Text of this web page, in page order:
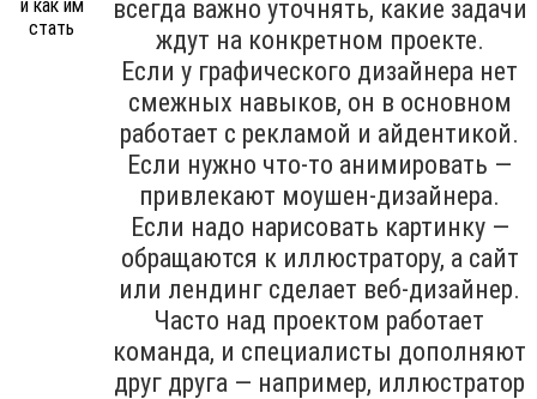
всегда важно уточнять, какие задачи
ждут на конкретном проекте.
Если у графического дизайнера нет
смежных навыков, он в основном
работает с рекламой и айдентикой.
Если нужно что-то анимировать —
привлекают моушен-дизайнера.
Если надо нарисовать картинку —
обращаются к иллюстратору, а сайт
или лендинг сделает веб-дизайнер.
Часто над проектом работает
команда, и специалисты дополняют
друг друга — например, иллюстратор